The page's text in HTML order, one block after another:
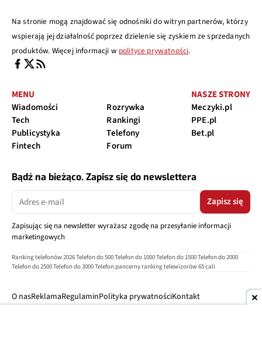
Na stronie mogą znajdować się odnośniki do witryn partnerów, którzy
wspierają jej działalność poprzez dzielenie się zyskiem ze sprzedanych
produktów. Więcej informacji w polityce prywatności.
MENU
Wiadomości
Tech
Publicystyka
Fintech
Rozrywka
Rankingi
Telefony
Forum
NASZE STRONY
Meczyki.pl
PPE.pl
Bet.pl
Bądź na bieżąco. Zapisz się do newslettera
Zapisz się
Zapisując się na newsletter wyrażasz zgodę na przesyłanie informacji
marketingowych
Ranking telefonów 2026Telefon do 500Telefon do 1000Telefon do 1500Telefon do 2000
Telefon do 2500Telefon do 3000Telefon pancerny ranking telewizorów 65 cali
O nasReklamaRegulaminPolityka prywatnościKontakt